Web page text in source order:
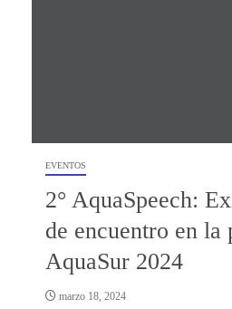
EVENTOS
2° AquaSpeech:
de encuentro en la
AquaSur 2024
marzo 18, 2024